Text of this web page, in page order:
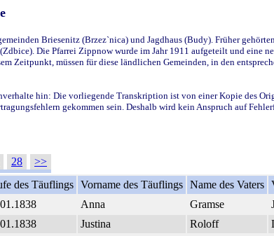
Briesenitz (Brzez`nica) und Jagdhaus (Budy). Früher
Die Pfarrei Zippnow wurde im Jahr 1911 aufgeteilt und eine
müssen für diese ländlichen Gemeinden, in den
hin: Die vorliegende Transkription ist von einer Kopie des
gekommen sein. Deshalb wird kein Anspruch auf
28
>>
des Täuflings Vorname des Täuflings Name des Vaters
Anna Gramse
Justina Roloff